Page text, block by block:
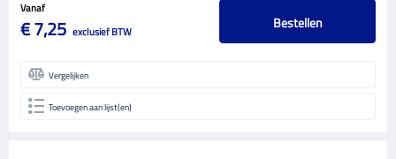
Vanaf
€ 7,25 exclusief BTW Bestellen
Vergelijken
Toevoegen aan lijst(en)